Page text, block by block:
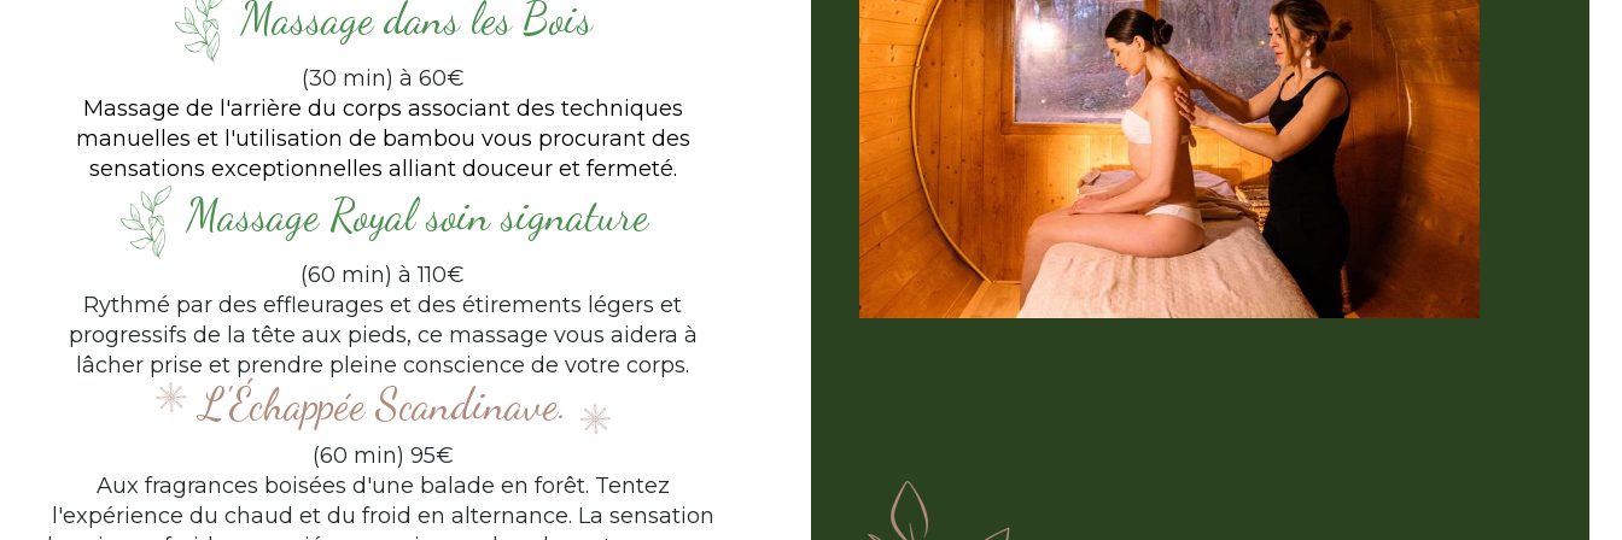
Massage dans les Bois
(30 min) à 60€
Massage de l'arrière du corps associant des techniques
manuelles et l'utilisation de bambou vous procurant des
sensations exceptionnelles alliant douceur et fermeté.
Massage Royal soin signature
(60 min) à 110€
Rythmé par des effleurages et des étirements légers et
progressifs de la tête aux pieds, ce massage vous aidera à
lâcher prise et prendre pleine conscience de votre corps.
L'Échappée Scandinave.
(60 min) 95€
Aux fragrances boisées d'une balade en forêt. Tentez
l'expérience du chaud et du froid en alternance. La sensation